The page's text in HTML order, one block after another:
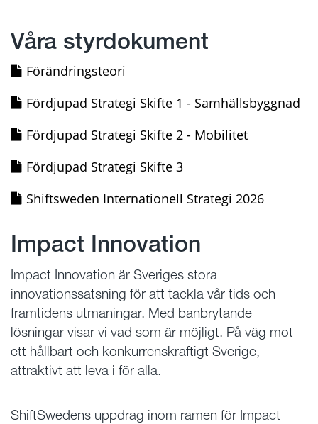
Våra styrdokument
Förändringsteori
Fördjupad Strategi Skifte 1 - Samhällsbyggnad
Fördjupad Strategi Skifte 2 - Mobilitet
Fördjupad Strategi Skifte 3
Shiftsweden Internationell Strategi 2026
Impact Innovation
Impact Innovation är Sveriges stora
innovationssatsning för att tackla vår tids och
framtidens utmaningar. Med banbrytande
lösningar visar vi vad som är möjligt. På väg mot
ett hållbart och konkurrenskraftigt Sverige,
attraktivt att leva i för alla.
ShiftSwedens uppdrag inom ramen för Impact